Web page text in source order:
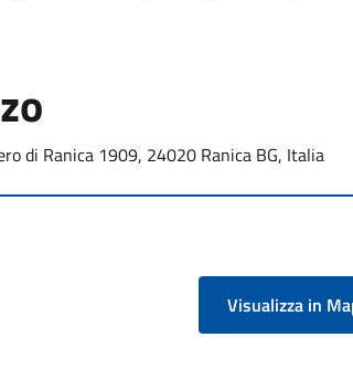
di Ranica 1909, 24020 Ranica BG, Italia
Visualizza in